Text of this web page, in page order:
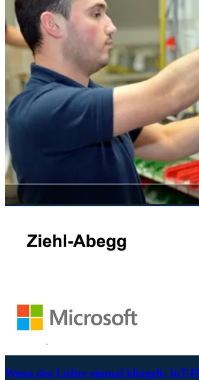
Wenn der Lüfter einmal klingelt: IoT-